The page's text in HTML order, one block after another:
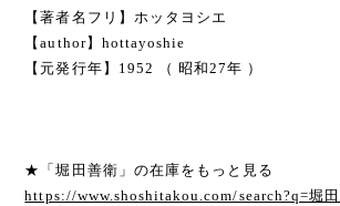
【著者名フリ】ホッタヨシエ
【author】hottayoshie
【元発行年】1952 （ 昭和27年 ）
★「堀田善衛」の在庫をもっと見る
https://www.shoshitakou.com/search?q=堀